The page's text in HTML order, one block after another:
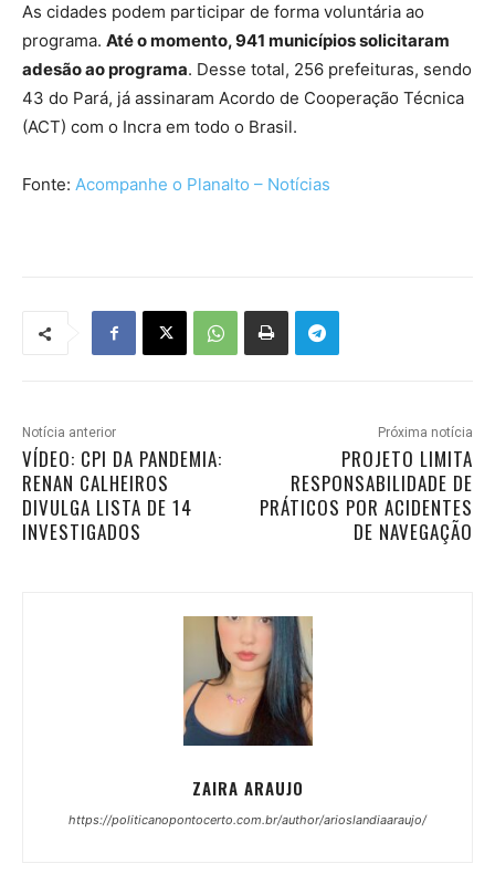
As cidades podem participar de forma voluntária ao
programa. Até o momento, 941 municípios solicitaram
adesão ao programa. Desse total, 256 prefeituras, sendo
43 do Pará, já assinaram Acordo de Cooperação Técnica
(ACT) com o Incra em todo o Brasil.
Fonte: Acompanhe o Planalto – Notícias
Notícia anterior
VÍDEO: CPI DA PANDEMIA:
RENAN CALHEIROS
DIVULGA LISTA DE 14
INVESTIGADOS
Próxima notícia
PROJETO LIMITA
RESPONSABILIDADE DE
PRÁTICOS POR ACIDENTES
DE NAVEGAÇÃO
ZAIRA ARAUJO
https://politicanopontocerto.com.br/author/arioslandiaaraujo/